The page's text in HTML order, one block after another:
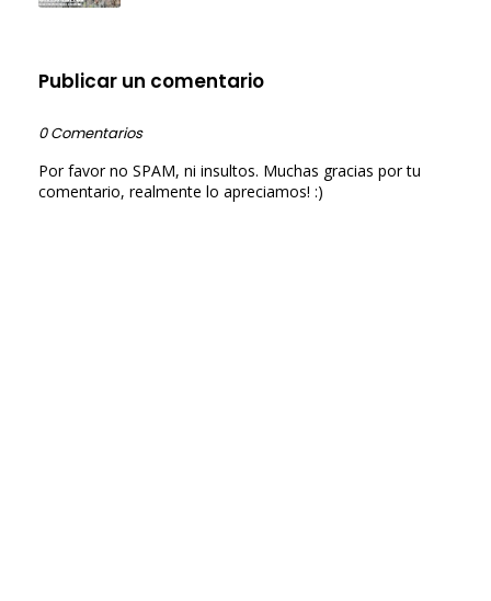
Publicar un comentario
0 Comentarios
Por favor no SPAM, ni insultos. Muchas gracias por tu
comentario, realmente lo apreciamos! :)